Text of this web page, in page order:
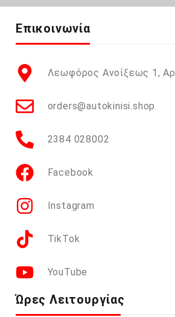
Επικοινωνία
Λεωφόρος Ανοίξεως 1,
orders@autokinisi.shop
2384 028002
Facebook
Instagram
TikTok
YouTube
Ώρες Λειτουργίας